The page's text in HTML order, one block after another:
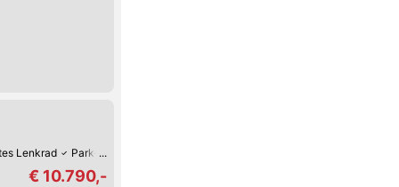
Lenkrad Park-Kamera
€ 10.790,-